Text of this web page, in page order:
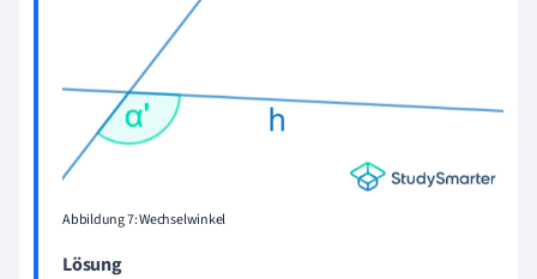
Abbildung 7: Wechselwinkel
Lösung